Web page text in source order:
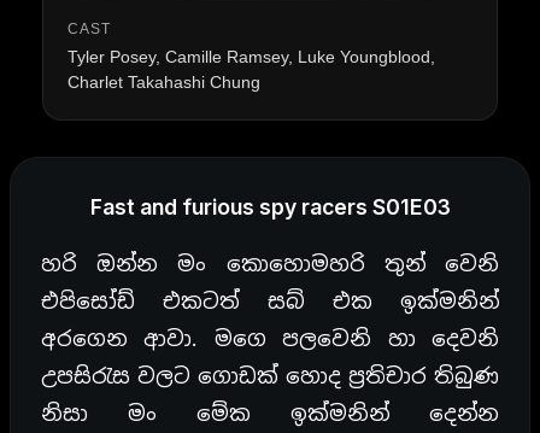
CAST
Tyler Posey, Camille Ramsey, Luke Youngblood,
Charlet Takahashi Chung
Fast and furious spy racers S01E03
හරි ඔන්න මං කොහොමහරි තුන් වෙනි
එපිසෝඩ් එකටත් සබ් එක ඉක්මනින්
අරගෙන ආවා. මගෙ පලවෙනි හා දෙවනි
උපසිරැස වලට ගොඩක් හොද ප්‍රතිචාර තිබුණ
නිසා මං මේක ඉක්මනින් දෙන්න